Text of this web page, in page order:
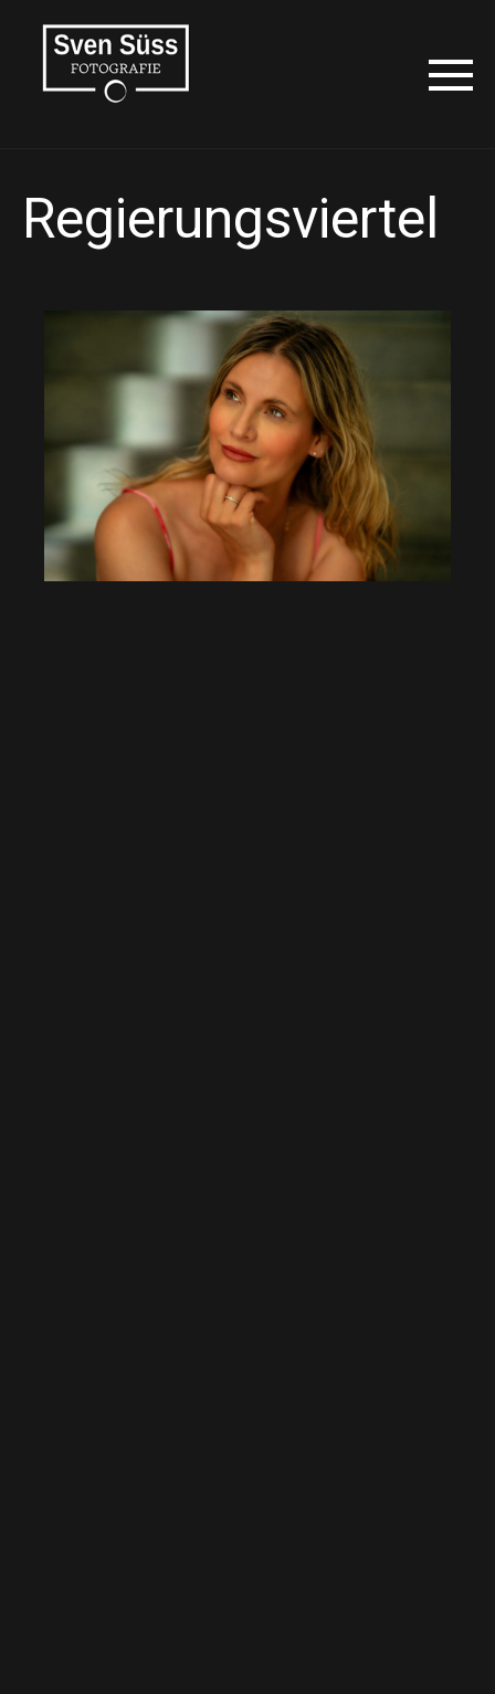
Regierungsviertel